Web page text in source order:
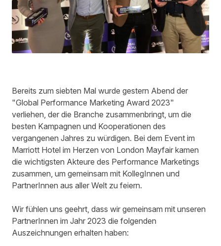
Bereits zum siebten Mal wurde gestern Abend der
"Global Performance Marketing Award 2023"
verliehen, der die Branche zusammenbringt, um die
besten Kampagnen und Kooperationen des
vergangenen Jahres zu würdigen. Bei dem Event im
Marriott Hotel im Herzen von London Mayfair kamen
die wichtigsten Akteure des Performance Marketings
zusammen, um gemeinsam mit KollegInnen und
PartnerInnen aus aller Welt zu feiern.
Wir fühlen uns geehrt, dass wir gemeinsam mit unseren
PartnerInnen im Jahr 2023 die folgenden
Auszeichnungen erhalten haben: